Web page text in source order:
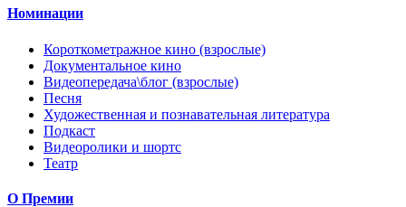
Номинации
Короткометражное кино (взрослые)
Документальное кино
Видеопередача\блог (взрослые)
Песня
Художественная и познавательная литература
Подкаст
Видеоролики и шортс
Театр
О Премии